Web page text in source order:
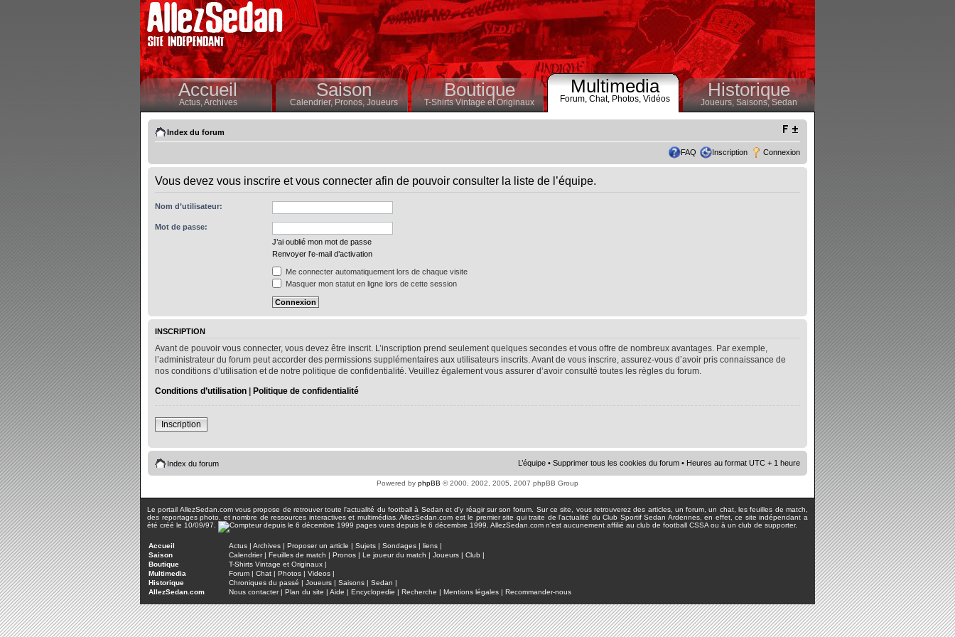
Accueil
Actus,Archives
Saison
Calendrier,Pronos, Joueurs
Boutique
T-Shirts Vintage et Originaux
Multimedia
Forum, Chat, Photos, Vidéos Historique
Joueurs, Saisons,Sedan
Index du forum
FAQ Inscription Connexion
Vous devez vous inscrire et vous connecter afin de pouvoir consulter la liste de l’équipe.
Nom d’utilisateur:
Mot de passe:
J’ai oublié mon mot de passe
Renvoyer l’e-mail d’activation
Me connecter automatiquement lors de chaque visite
Masquer mon statut en ligne lors de cette session
INSCRIPTION
Avant de pouvoir vous connecter, vous devez être inscrit. L’inscription prend seulement quelques secondes et vous offre de nombreux avantages. Par exemple,
l’administrateur du forum peut accorder des permissions supplémentaires aux utilisateurs inscrits. Avant de vous inscrire, assurez-vous d’avoir pris connaissance de
nos conditions d’utilisation et de notre politique de confidentialité. Veuillez également vous assurer d’avoir consulté toutes les règles du forum.
Conditions d’utilisation | Politique de confidentialité
Inscription
Index du forum L’équipe • Supprimer tous les cookies du forum • Heures au format UTC + 1 heure
Powered by phpBB © 2000, 2002, 2005, 2007 phpBB Group
Le portail AllezSedan.com vous propose de retrouver toute l'actualité du football à Sedan et d'y réagir sur son forum. Sur ce site, vous retrouverez des articles, un forum, un chat, les feuilles de match,
des reportages photo, et nombre de ressources interactives et multimédias. AllezSedan.com est le premier site qui traite de l'actualité du Club Sportif Sedan Ardennes, en effet, ce site indépendant a
été créé le 10/09/97.
pages vues depuis le 6 décembre 1999. AllezSedan.com n'est aucunement affilié au club de football CSSA ou à un club de supporter.
Accueil Actus | Archives | Proposer un article | Sujets | Sondages | liens |
Saison
Calendrier| Feuilles de match | Pronos | Le joueur du match | Joueurs | Club |
Boutique
T-Shirts Vintage et Originaux |
Multimedia
Forum | Chat | Photos | Videos |
Historique
Chroniques du passé | Joueurs | Saisons | Sedan |
AllezSedan.com
Nous contacter| Plan du site | Aide | Encyclopedie | Recherche | Mentions légales | Recommander-nous